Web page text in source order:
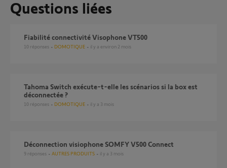
Questions liées
Fiabilité connectivité Visophone VT500
10 réponses DOMOTIQUE il y a environ 2 mois
Tahoma Switch exécute-t-elle les scénarios si la box est
déconnectée ?
10 réponses DOMOTIQUE il y a 3 mois
Déconnection visiophone SOMFY V500 Connect
9 réponses AUTRES PRODUITS il y a 3 mois